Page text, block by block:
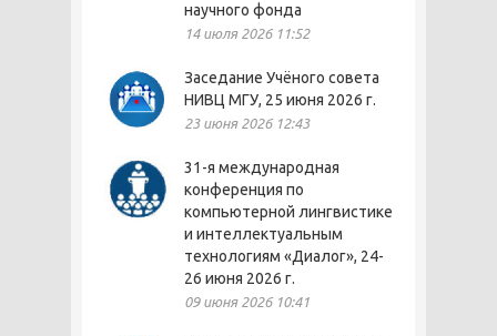
научного фонда
14 июля 2026 11:52
Заседание Учёного совета
НИВЦ МГУ, 25 июня 2026 г.
23 июня 2026 12:43
31-я международная
конференция по
компьютерной лингвистике
и интеллектуальным
технологиям «Диалог», 24-
26 июня 2026 г.
09 июня 2026 10:41